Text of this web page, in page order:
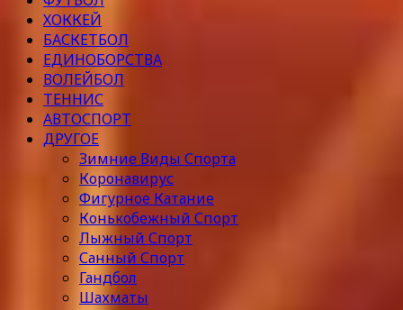
ХОККЕЙ
БАСКЕТБОЛ
ЕДИНОБОРСТВА
ВОЛЕЙБОЛ
ТЕННИС
АВТОСПОРТ
ДРУГОЕ
Зимние Виды Спорта
Коронавирус
Фигурное Катание
Конькобежный Спорт
Лыжный Спорт
Санный Спорт
Гандбол
Шахматы